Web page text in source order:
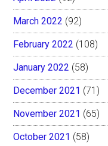
March 2022 (92)
February 2022 (108)
January 2022 (58)
December 2021 (71)
November 2021 (65)
October 2021 (58)